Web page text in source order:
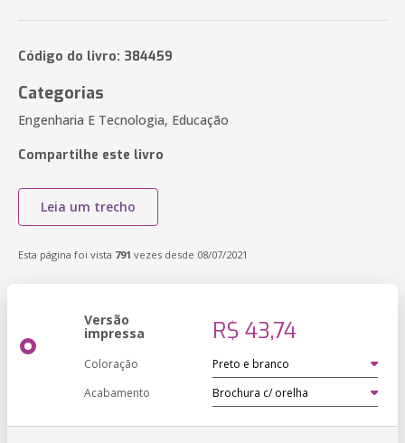
Código do livro: 384459
Categorias
Engenharia E Tecnologia, Educação
Compartilhe este livro
Leia um trecho
Esta página foi vista 791 vezes desde 08/07/2021
Versão
impressa R$ 43,74
Coloração
Acabamento